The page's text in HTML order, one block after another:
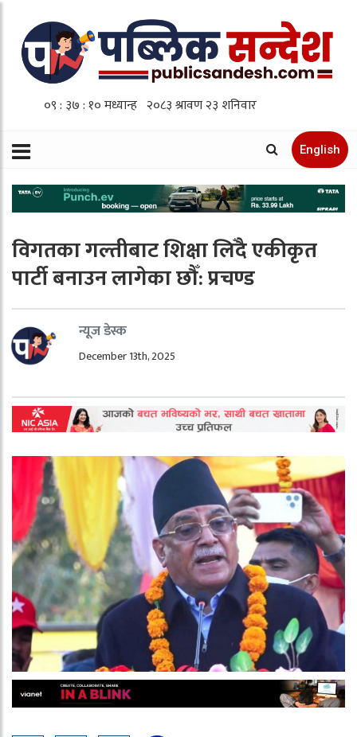
English
विगतका गल्तीबाट शिक्षा लिँदै एकीकृत
पार्टी बनाउन लागेका छौँ: प्रचण्ड
न्यूज डेस्क
December 13th, 2025